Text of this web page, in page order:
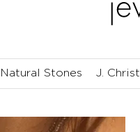
Natural Stones J. Christ